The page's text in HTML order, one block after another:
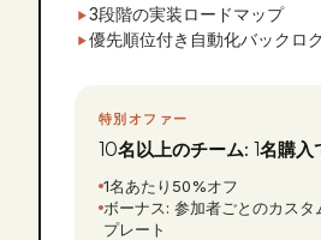
3段階の実装ロードマップ
優先順位付き自動化バックロ
特別オファー
10名以上のチーム: 1名購入
1名あたり50%オフ
ボーナス: 参加者ごとのカスタ
プレート